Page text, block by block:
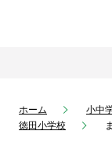
ホーム 小中
徳田小学校